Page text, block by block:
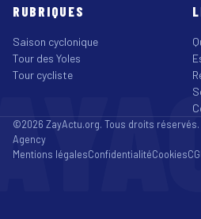
RUBRIQUES
Saison cyclonique
Tour des Yoles
Tour cycliste
©2026 ZayActu.org. Tous droits réservés.
Agency
Mentions légalesConfidentialitéCookies